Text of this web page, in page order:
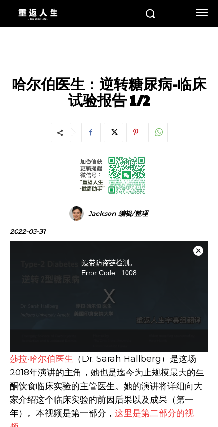
哈尔伯医生：逆转糖尿病-临床
试验报告 1/2
Jackson 编辑/整理
2022-03-31
没带防盗链检测。
Error Code : 1008
关
莎拉·哈尔伯医生 （Dr. Sarah Hallberg）是这场
2018年演讲的主角，她也是迄今为止规模最大的生
酮饮食临床实验的主管医生。她的演讲将详细向大
家介绍这个临床实验的前因后果以及成果（第一
年）。本视频是第一部分， 这里是第二部分的视